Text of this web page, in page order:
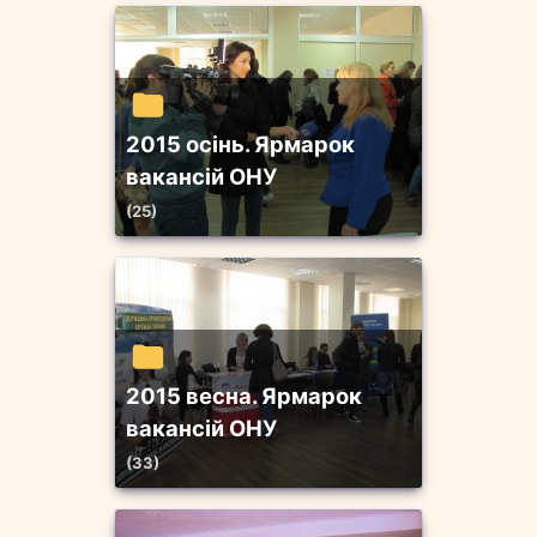
2015 осінь. Ярмарок
вакансій ОНУ
(25)
2015 весна. Ярмарок
вакансій ОНУ
(33)